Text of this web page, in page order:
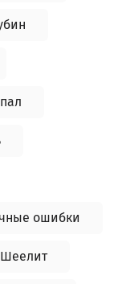
ошибки
Шеелит